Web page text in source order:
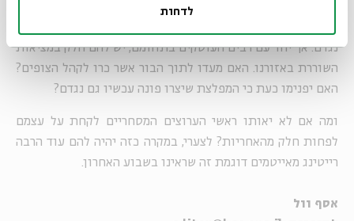
לדחות
חייבים לקחת עליהם את האחריות באופן דומה.
נגדם. אך יחד עם רבים העוסקים בתחומם, יש להם חלק במציאות
השוררת באזורנו. האם מעדו לתוך הבור אשר כרו לקהל הצופים?
האם יפנימו כעת כי המפלצת שיצרו פונה עכשיו גם נגדם?
ומה אם לא יאותו ראשי הערוצים המסחריים לקחת על עצמם
לפחות חלק מהאחריות? לצערי, במקרה כזה יהיה להם עוד הרבה
רייטינג מאייטמים דוגמת זה שראינו בשבוע האחרון.
אסף וול